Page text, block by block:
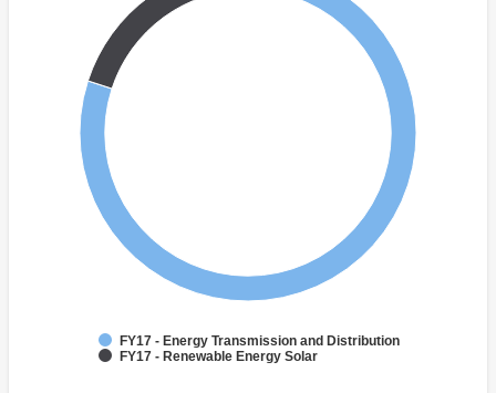
FY17 - Energy Transmission and Distribution
FY17 - Renewable Energy Solar